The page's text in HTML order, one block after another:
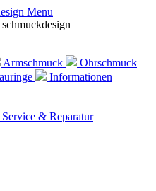
Menu
Armschmuck
Ohrschmuck
Informationen
Service & Reparatur